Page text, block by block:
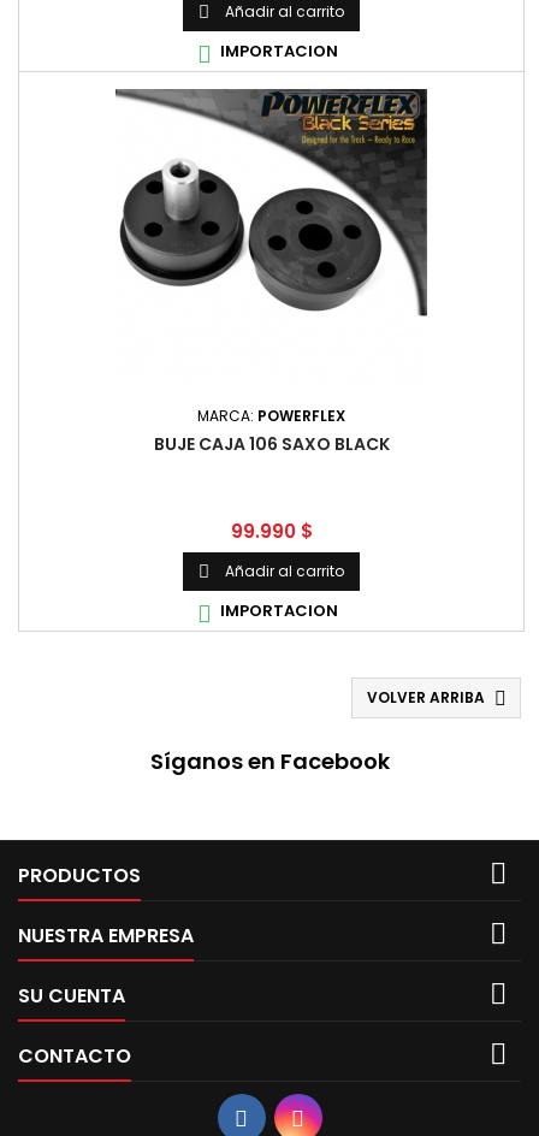
 Añadir al carrito
 IMPORTACION
MARCA: POWERFLEX
BUJE CAJA 106 SAXO BLACK
Precio
99.990 $
 Añadir al carrito
 IMPORTACION
VOLVER ARRIBA 
Síganos en Facebook
PRODUCTOS 
NUESTRA EMPRESA 
SU CUENTA 
CONTACTO 